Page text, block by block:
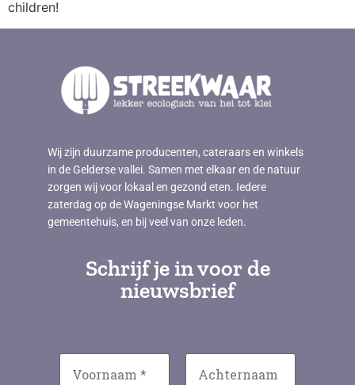
children!
Wij zijn duurzame producenten, cateraars en winkels
in de Gelderse vallei. Samen met elkaar en de natuur
zorgen wij voor lokaal en gezond eten. Iedere
zaterdag op de Wageningse Markt voor het
gemeentehuis, en bij veel van onze leden.
Schrijf je in voor de
nieuwsbrief